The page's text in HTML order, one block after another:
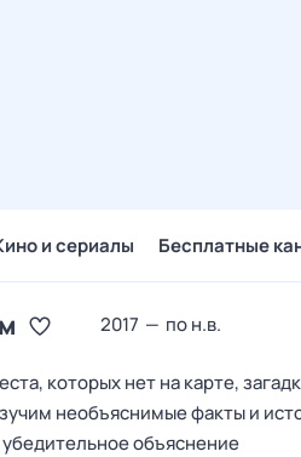
и сериалы Бесплатные
2017 — по н.в.
которых нет на карте,
необъяснимые факты и
объяснение